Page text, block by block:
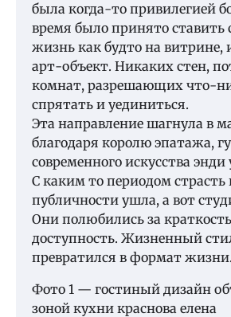
была когда-то привилегией
время было принято ставить
жизнь как будто на витрине,
арт-объект. Никаких стен,
комнат, разрешающих что-
спрятать и уединиться.
Эта направление шагнула в
благодаря королю эпатажа,
современного искусства энди
С каким то периодом страсть
публичности ушла, а вот
Они полюбились за
доступность. Жизненный
превратился в формат жизни.
Фото 1 — гостиный дизайн
зоной кухни краснова елена